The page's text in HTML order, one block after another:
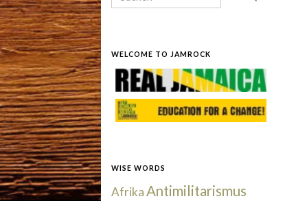
WELCOME TO JAMROCK
WISE WORDS
AfrikaAntimilitarismus